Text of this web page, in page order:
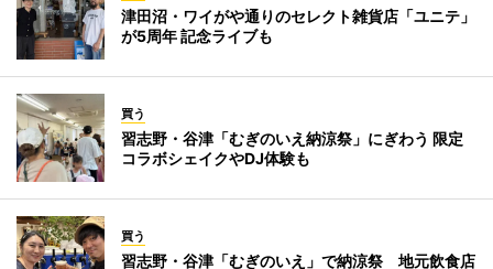
津田沼・ワイがや通りのセレクト雑貨店「ユニテ」
が5周年 記念ライブも
買う
習志野・谷津「むぎのいえ納涼祭」にぎわう 限定
コラボシェイクやDJ体験も
買う
習志野・谷津「むぎのいえ」で納涼祭 地元飲食店